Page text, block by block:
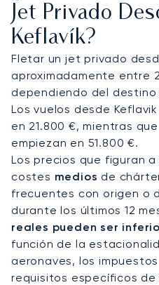
Jet Privado
Keflavík?
Fletar un jet privado
aproximadamente entre
dependiendo del
Los vuelos desde
en 21.800 €, mientras
empiezan en 51.800 €.
Los precios que figuran
costes medios de
frecuentes con origen o
durante los últimos 12
reales pueden ser
función de la
aeronaves, los
requisitos específicos de